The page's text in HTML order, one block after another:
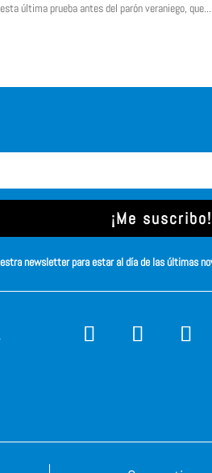
última prueba antes del parón veraniego, que...
¡Me suscribo!
newsletter para estar al día de las últimas